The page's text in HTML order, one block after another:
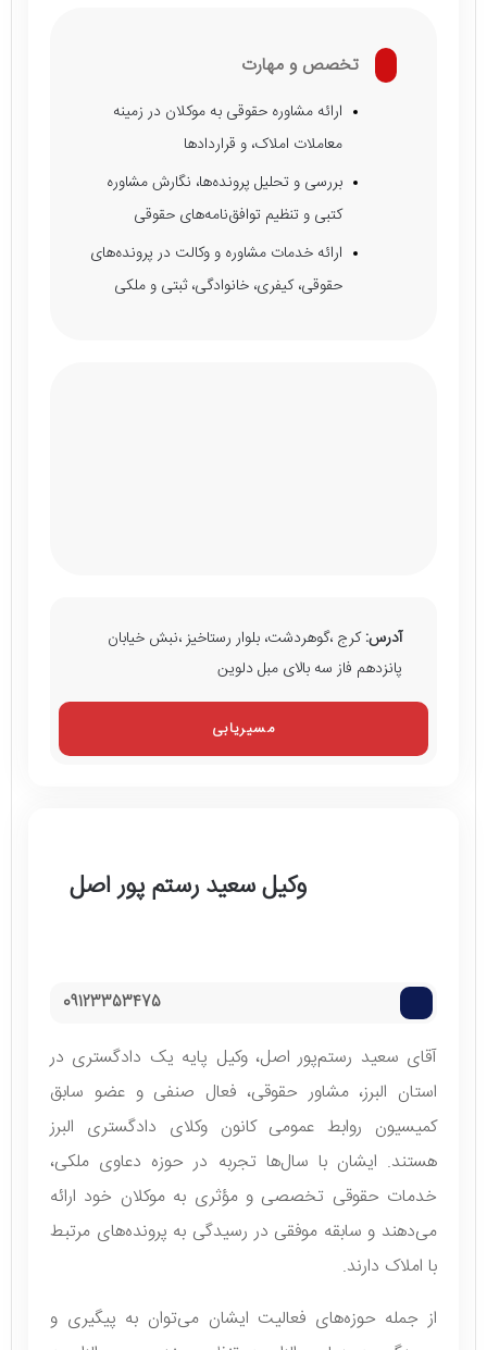
تخصص و مهارت
ارائه مشاوره حقوقی به موکلان در زمینه
معاملات املاک، و قراردادها
بررسی و تحلیل پرونده‌ها، نگارش مشاوره
کتبی و تنظیم توافق‌نامه‌های حقوقی
ارائه خدمات مشاوره و وکالت در پرونده‌های
حقوقی، کیفری، خانوادگی، ثبتی و ملکی
آدرس:کرج ،گوهردشت، بلوار رستاخیز ،نبش خیابان
پانزدهم فاز سه بالای مبل دلوین
مسیریابی
وکیل سعید رستم پور اصل
09123353475
آقای سعید رستم‌پور اصل، وکیل پایه یک دادگستری در
استان البرز، مشاور حقوقی، فعال صنفی و عضو سابق
کمیسیون روابط عمومی کانون وکلای دادگستری البرز
هستند. ایشان با سال‌ها تجربه در حوزه دعاوی ملکی،
خدمات حقوقی تخصصی و مؤثری به موکلان خود ارائه
می‌دهند و سابقه موفقی در رسیدگی به پرونده‌های مرتبط
با املاک دارند.
از جمله حوزه‌های فعالیت ایشان می‌توان به پیگیری و